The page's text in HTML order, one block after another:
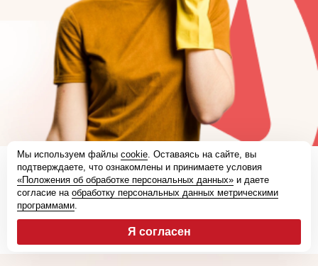
Мы используем файлы cookie. Оставаясь на сайте, вы
подтверждаете, что ознакомлены и принимаете условия
«Положения об обработке персональных данных» и даете
согласие на обработку персональных данных метрическими
программами.
Я согласен